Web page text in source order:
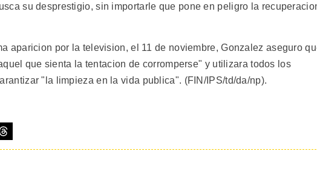
su desprestigio, sin importarle que pone en peligro la
aparicion por la television, el 11 de noviembre, Gonzalez aseguro
que sienta la tentacion de corromperse" y utilizara todos los
"la limpieza en la vida publica". (FIN/IPS/td/da/np).